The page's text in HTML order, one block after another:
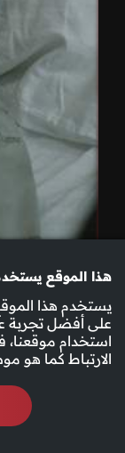
الحلقة 1
هذا الموقع
يستخدم هذا
على أفضل تجربة
استخدام
الارتباط كما هو